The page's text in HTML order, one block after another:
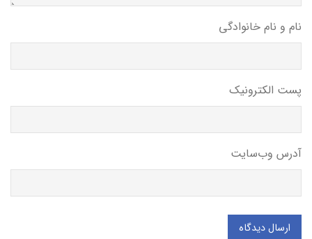
نام و نام خانوادگی
پست الکترونیک
آدرس وب‌سایت
ارسال دیدگاه